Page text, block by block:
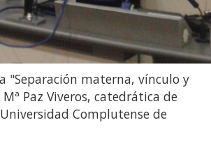
"Separación materna, vínculo y
Paz Viveros, catedrática de
Complutense de